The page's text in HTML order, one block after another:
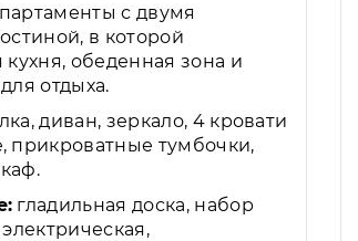
с двумя
в которой
кухня, обеденная зона и
отдыха.
диван, зеркало, 4 кровати
прикроватные тумбочки,
гладильная доска, набор